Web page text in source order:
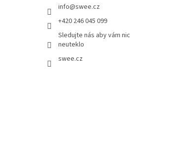
info@swee.cz
+420 246 045 099
Sledujte nás aby vám nic
neuteklo
swee.cz